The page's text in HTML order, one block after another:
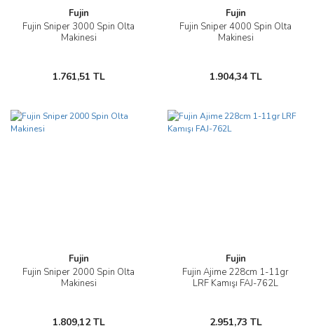
Fujin
Fujin Sniper 3000 Spin Olta
Makinesi
1.761,51 TL
Fujin
Fujin Sniper 4000 Spin Olta
Makinesi
1.904,34 TL
Fujin
Fujin Sniper 2000 Spin Olta
Makinesi
1.809,12 TL
Fujin
Fujin Ajime 228cm 1-11gr
LRF Kamışı FAJ-762L
2.951,73 TL